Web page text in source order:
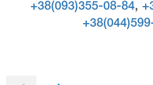
+38(093)355-08-84,